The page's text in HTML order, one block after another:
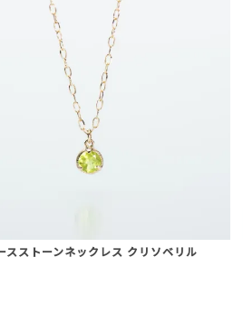
スストーンネックレス クリソベリル